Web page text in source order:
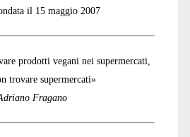
il 15 maggio 2007
prodotti vegani nei supermercati,
trovare supermercati»
Fragano